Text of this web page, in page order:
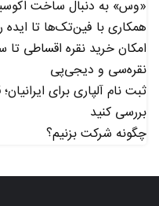
«وس» به دنبال ساخت
همکاری با فین‌تک‌ها تا ایده
نقره‌سی و دیجی‌پی
ثبت نام آلپاری برای
بررسی کنید
چگونه شرکت بزنیم؟